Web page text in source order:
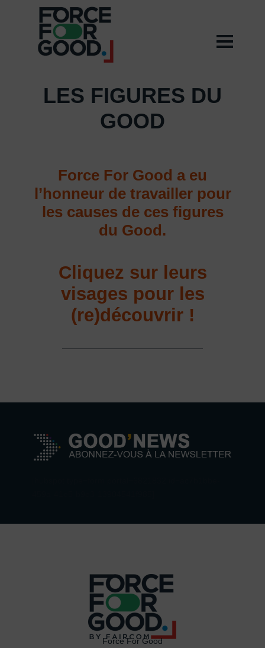
LES FIGURES DU
GOOD
Force For Good a eu
l’honneur de travailler pour
les causes de ces figures
du Good.
Cliquez sur leurs
visages pour les
(re)découvrir !
Force For Good